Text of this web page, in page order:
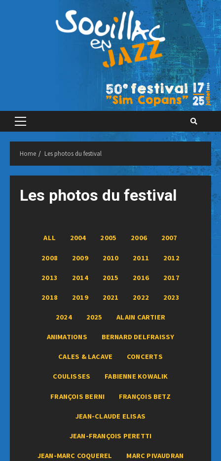
Primary
Home Les photos du festival
Les photos du festival
ALL 2004 2005 2006 2007
2008 2009 2010 2011 2012
2013 2014 2015 2016 2017
2018 2019 2021 2022 2023
2024 2025 ALAIN CARTIER
ANIMATIONS BERNARD DELFRAISSY
CALES & LACAVE CONCERTS
COULISSES FABIENNE KOWALIK
FRANÇOIS BERNI FRANÇOIS BETZ
JEAN-CLAUDE ELISAS
JEAN-FRANÇOIS PERETTI
JEAN-MARC COQUEREL MARC PIVAUDRAN